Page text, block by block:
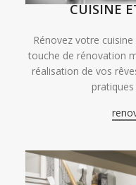
CUISINE
Rénovez votre
touche de rénovation
réalisation de vos